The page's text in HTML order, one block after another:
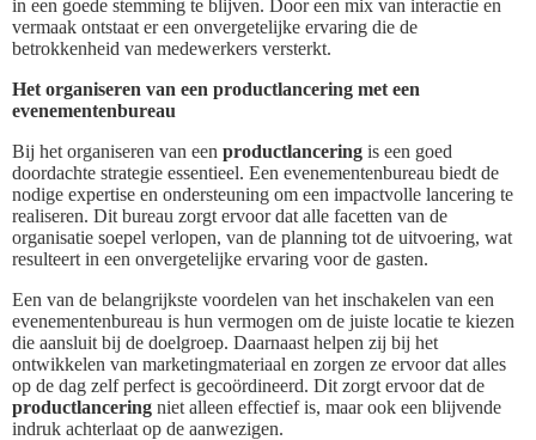
in een goede stemming te blijven. Door een mix van interactie en
vermaak ontstaat er een onvergetelijke ervaring die de
betrokkenheid van medewerkers versterkt.
Het organiseren van een productlancering met een
evenementenbureau
Bij het organiseren van een productlancering is een goed
doordachte strategie essentieel. Een evenementenbureau biedt de
nodige expertise en ondersteuning om een impactvolle lancering te
realiseren. Dit bureau zorgt ervoor dat alle facetten van de
organisatie soepel verlopen, van de planning tot de uitvoering, wat
resulteert in een onvergetelijke ervaring voor de gasten.
Een van de belangrijkste voordelen van het inschakelen van een
evenementenbureau is hun vermogen om de juiste locatie te kiezen
die aansluit bij de doelgroep. Daarnaast helpen zij bij het
ontwikkelen van marketingmateriaal en zorgen ze ervoor dat alles
op de dag zelf perfect is gecoördineerd. Dit zorgt ervoor dat de
productlancering niet alleen effectief is, maar ook een blijvende
indruk achterlaat op de aanwezigen.